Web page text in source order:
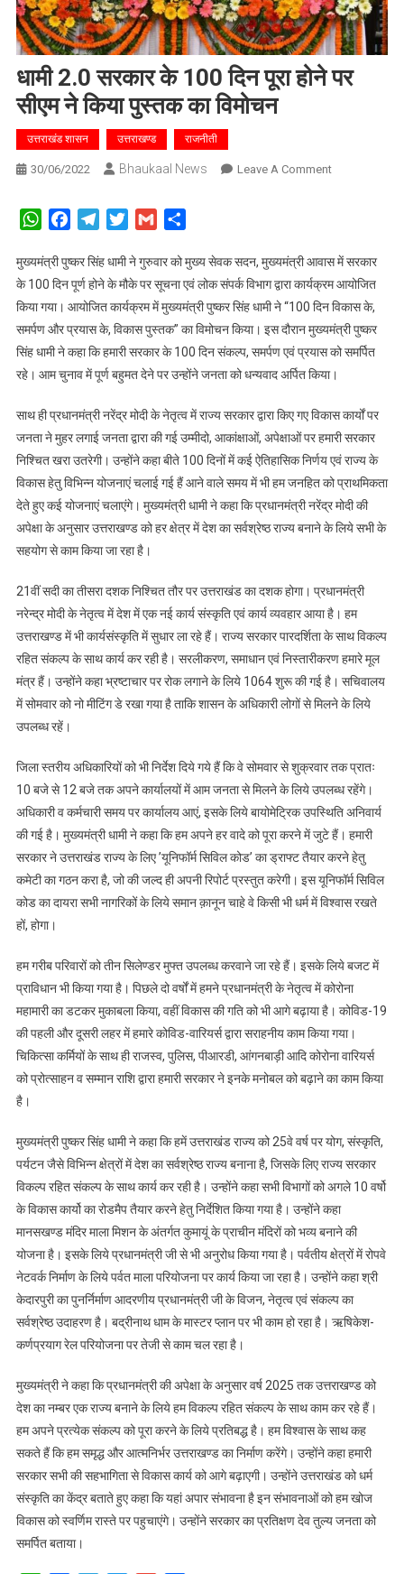
धामी 2.0 सरकार के 100 दिन पूरा होने पर
सीएम ने किया पुस्तक का विमोचन
उत्तराखंड शासन उत्तराखण्ड राजनीती
30/06/2022 Bhaukaal News Leave A CommentOn
के
दिन
पूरा
होने
पर
सीएम
किया
पुस्तक
का
विमोचन
WhatsAppFacebookTelegramTwitterGmail
मुख्यमंत्री पुष्कर सिंह धामी ने गुरुवार को मुख्य सेवक सदन, मुख्यमंत्री आवास में सरकार
के 100 दिन पूर्ण होने के मौके पर सूचना एवं लोक संपर्क विभाग द्वारा कार्यक्रम आयोजित
किया गया। आयोजित कार्यक्रम में मुख्यमंत्री पुष्कर सिंह धामी ने “100 दिन विकास के,
समर्पण और प्रयास के, विकास पुस्तक” का विमोचन किया। इस दौरान मुख्यमंत्री पुष्कर
सिंह धामी ने कहा कि हमारी सरकार के 100 दिन संकल्प, समर्पण एवं प्रयास को समर्पित
रहे। आम चुनाव में पूर्ण बहुमत देने पर उन्होंने जनता को धन्यवाद अर्पित किया।
साथ ही प्रधानमंत्री नरेंद्र मोदी के नेतृत्व में राज्य सरकार द्वारा किए गए विकास कार्यों पर
जनता ने मुहर लगाई जनता द्वारा की गई उम्मीदो, आकांक्षाओं, अपेक्षाओं पर हमारी सरकार
निश्चित खरा उतरेगी। उन्होंने कहा बीते 100 दिनों में कई ऐतिहासिक निर्णय एवं राज्य के
विकास हेतु विभिन्न योजनाएं चलाई गई हैं आने वाले समय में भी हम जनहित को प्राथमिकता
देते हुए कई योजनाएं चलाएंगे। मुख्यमंत्री धामी ने कहा कि प्रधानमंत्री नरेंद्र मोदी की
अपेक्षा के अनुसार उत्तराखण्ड को हर क्षेत्र में देश का सर्वश्रेष्ठ राज्य बनाने के लिये सभी के
सहयोग से काम किया जा रहा है।
21वीं सदी का तीसरा दशक निश्चित तौर पर उत्तराखंड का दशक होगा। प्रधानमंत्री
नरेन्द्र मोदी के नेतृत्व में देश में एक नई कार्य संस्कृति एवं कार्य व्यवहार आया है। हम
उत्तराखण्ड में भी कार्यसंस्कृति में सुधार ला रहे हैं। राज्य सरकार पारदर्शिता के साथ विकल्प
रहित संकल्प के साथ कार्य कर रही है। सरलीकरण, समाधान एवं निस्तारीकरण हमारे मूल
मंत्र हैं। उन्होंने कहा भ्रष्टाचार पर रोक लगाने के लिये 1064 शुरू की गई है। सचिवालय
में सोमवार को नो मीटिंग डे रखा गया है ताकि शासन के अधिकारी लोगों से मिलने के लिये
उपलब्ध रहें।
जिला स्तरीय अधिकारियों को भी निर्देश दिये गये हैं कि वे सोमवार से शुक्रवार तक प्रातः
10 बजे से 12 बजे तक अपने कार्यालयों में आम जनता से मिलने के लिये उपलब्ध रहेंगे।
अधिकारी व कर्मचारी समय पर कार्यालय आएं, इसके लिये बायोमेट्रिक उपस्थिति अनिवार्य
की गई है। मुख्यमंत्री धामी ने कहा कि हम अपने हर वादे को पूरा करने में जुटे हैं। हमारी
सरकार ने उत्तराखंड राज्य के लिए ’यूनिफॉर्म सिविल कोड’ का ड्राफ्ट तैयार करने हेतु
कमेटी का गठन करा है, जो की जल्द ही अपनी रिपोर्ट प्रस्तुत करेगी। इस यूनिफॉर्म सिविल
कोड का दायरा सभी नागरिकों के लिये समान क़ानून चाहे वे किसी भी धर्म में विश्वास रखते
हों, होगा।
हम गरीब परिवारों को तीन सिलेण्डर मुफ्त उपलब्ध करवाने जा रहे हैं। इसके लिये बजट में
प्राविधान भी किया गया है। पिछले दो वर्षों में हमने प्रधानमंत्री के नेतृत्व में कोरोना
महामारी का डटकर मुकाबला किया, वहीं विकास की गति को भी आगे बढ़ाया है। कोविड-19
की पहली और दूसरी लहर में हमारे कोविड-वारियर्स द्वारा सराहनीय काम किया गया।
चिकित्सा कर्मियों के साथ ही राजस्व, पुलिस, पीआरडी, आंगनबाड़ी आदि कोरोना वारियर्स
को प्रोत्साहन व सम्मान राशि द्वारा हमारी सरकार ने इनके मनोबल को बढ़ाने का काम किया
है।
मुख्यमंत्री पुष्कर सिंह धामी ने कहा कि हमें उत्तराखंड राज्य को 25वे वर्ष पर योग, संस्कृति,
पर्यटन जैसे विभिन्न क्षेत्रों में देश का सर्वश्रेष्ठ राज्य बनाना है, जिसके लिए राज्य सरकार
विकल्प रहित संकल्प के साथ कार्य कर रही है। उन्होंने कहा सभी विभागों को अगले 10 वर्षो
के विकास कार्यो का रोडमैप तैयार करने हेतु निर्देशित किया गया है। उन्होंने कहा
मानसखण्ड मंदिर माला मिशन के अंतर्गत कुमायूं के प्राचीन मंदिरों को भव्य बनाने की
योजना है। इसके लिये प्रधानमंत्री जी से भी अनुरोध किया गया है। पर्वतीय क्षेत्रों में रोपवे
नेटवर्क निर्माण के लिये पर्वत माला परियोजना पर कार्य किया जा रहा है। उन्होंने कहा श्री
केदारपुरी का पुनर्निर्माण आदरणीय प्रधानमंत्री जी के विजन, नेतृत्व एवं संकल्प का
सर्वश्रेष्ठ उदाहरण है। बद्रीनाथ धाम के मास्टर प्लान पर भी काम हो रहा है। ऋषिकेश-
कर्णप्रयाग रेल परियोजना पर तेजी से काम चल रहा है।
मुख्यमंत्री ने कहा कि प्रधानमंत्री की अपेक्षा के अनुसार वर्ष 2025 तक उत्तराखण्ड को
देश का नम्बर एक राज्य बनाने के लिये हम विकल्प रहित संकल्प के साथ काम कर रहे हैं।
हम अपने प्रत्येक संकल्प को पूरा करने के लिये प्रतिबद्ध है। हम विश्वास के साथ कह
सकते हैं कि हम समृद्ध और आत्मनिर्भर उत्तराखण्ड का निर्माण करेंगे। उन्होंने कहा हमारी
सरकार सभी की सहभागिता से विकास कार्य को आगे बढ़ाएगी। उन्होंने उत्तराखंड को धर्म
संस्कृति का केंद्र बताते हुए कहा कि यहां अपार संभावना है इन संभावनाओं को हम खोज
विकास को स्वर्णिम रास्ते पर पहुचाएंगे। उन्होंने सरकार का प्रतिक्षण देव तुल्य जनता को
समर्पित बताया।